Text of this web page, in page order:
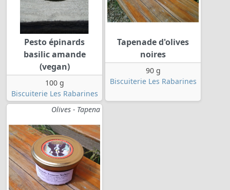
Pesto épinards
basilic amande
(vegan)
100 g
Biscuiterie Les Rabarines
Tapenade d'olives
noires
90 g
Biscuiterie Les Rabarines
Olives - Tapena